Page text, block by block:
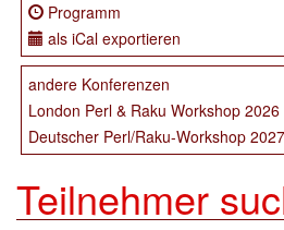
Programm
als iCal exportieren
andere Konferenzen
London Perl & Raku Workshop 2026
Deutscher Perl/Raku-Workshop 2027
Teilnehmer